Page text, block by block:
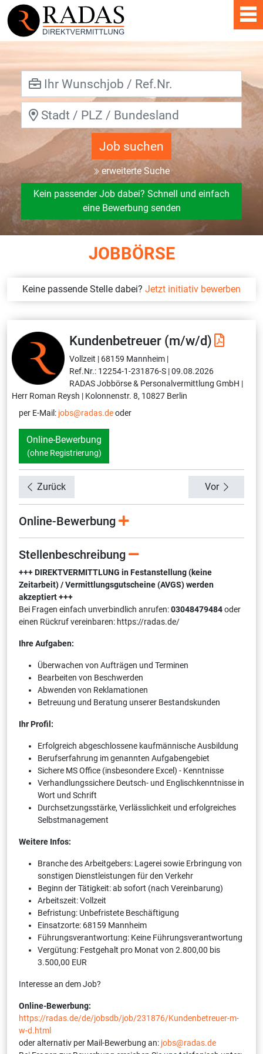
Job suchen
erweiterte Suche
Kein passender Job dabei? Schnell und einfach
eine Bewerbung senden
JOBBÖRSE
Keine passende Stelle dabei? Jetzt initiativ bewerben
Kundenbetreuer (m/w/d)
Vollzeit | 68159 Mannheim |
Ref.Nr.: 12254-1-231876-S |09.08.2026
RADAS Jobbörse & Personalvermittlung GmbH |
Herr Roman Reysh | Kolonnenstr. 8, 10827 Berlin
per E-Mail: jobs@radas.deoder
Online-Bewerbung
(ohne Registrierung)
Zurück Vor
Online-Bewerbung
Stellenbeschreibung
+++ DIREKTVERMITTLUNG in Festanstellung (keine
Zeitarbeit) / Vermittlungsgutscheine (AVGS) werden
akzeptiert +++
Bei Fragen einfach unverbindlich anrufen:03048479484oder
einen Rückruf vereinbaren: https://radas.de/
Ihre Aufgaben:
Überwachen von Aufträgen und Terminen
Bearbeiten von Beschwerden
Abwenden von Reklamationen
Betreuung und Beratung unserer Bestandskunden
Ihr Profil:
Erfolgreich abgeschlossene kaufmännische Ausbildung
Berufserfahrung im genannten Aufgabengebiet
Sichere MS Office (insbesondere Excel) - Kenntnisse
Verhandlungssichere Deutsch- und Englischkenntnisse in
Wort und Schrift
Durchsetzungsstärke, Verlässlichkeit und erfolgreiches
Selbstmanagement
Weitere Infos:
Branche des Arbeitgebers: Lagerei sowie Erbringung von
sonstigen Dienstleistungen für den Verkehr
Beginn der Tätigkeit: ab sofort (nach Vereinbarung)
Arbeitszeit: Vollzeit
Befristung: Unbefristete Beschäftigung
Einsatzorte: 68159 Mannheim
Führungsverantwortung: Keine Führungsverantwortung
Vergütung: Festgehalt pro Monat von 2.800,00 bis
3.500,00 EUR
Interesse an dem Job?
Online-Bewerbung:
https://radas.de/de/jobsdb/job/231876/Kundenbetreuer-m-
w-d.html
oder alternativ per Mail-Bewerbung an: jobs@radas.de